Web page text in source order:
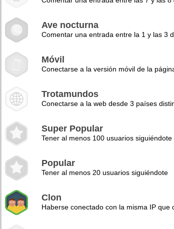
Ave nocturna
Comentar una entrada entre la 1 y las 3
Móvil
Conectarse a la versión móvil de la
Trotamundos
Conectarse a la web desde 3 países
Super Popular
Tener al menos 100 usuarios siguiéndote
Popular
Tener al menos 20 usuarios siguiéndote
Clon
Haberse conectado con la misma IP que